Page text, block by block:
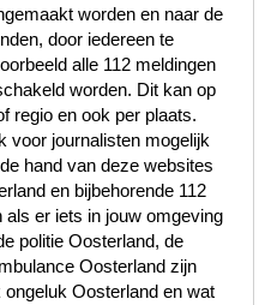
worden en naar de
door iedereen te
alle 112 meldingen
worden. Dit kan op
regio en ook per plaats.
voor journalisten mogelijk
hand van deze websites
en bijbehorende 112
er iets in jouw omgeving
politie Oosterland, de
Oosterland zijn
Oosterland en wat